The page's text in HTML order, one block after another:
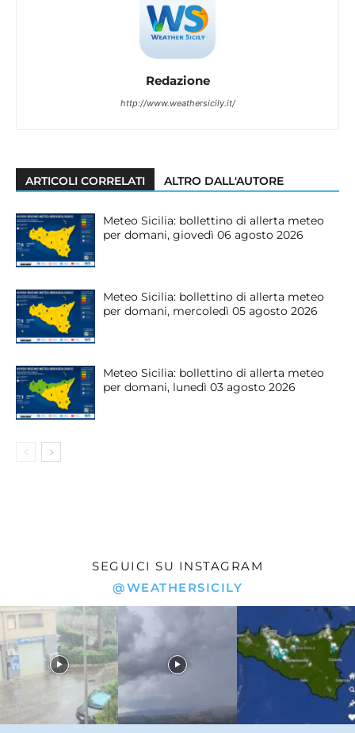
Redazione
http://www.weathersicily.it/
ARTICOLI CORRELATI ALTRO DALL'AUTORE
Meteo Sicilia: bollettino di allerta meteo
per domani, giovedì 06 agosto 2026
Meteo Sicilia: bollettino di allerta meteo
per domani, mercoledì 05 agosto 2026
Meteo Sicilia: bollettino di allerta meteo
per domani, lunedì 03 agosto 2026
SEGUICI SU INSTAGRAM
@WEATHERSICILY